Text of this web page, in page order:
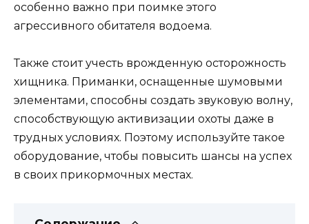
особенно важно при поимке этого
агрессивного обитателя водоема.
Также стоит учесть врожденную осторожность
хищника. Приманки, оснащенные шумовыми
элементами, способны создать звуковую волну,
способствующую активизации охоты даже в
трудных условиях. Поэтому используйте такое
оборудование, чтобы повысить шансы на успех
в своих прикормочных местах.